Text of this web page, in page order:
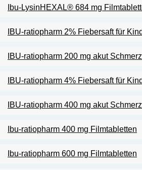
Ibu-LysinHEXAL® 684 mg
IBU-ratiopharm 2% Fiebersaft für
IBU-ratiopharm 200 mg akut
IBU-ratiopharm 4% Fiebersaft für
IBU-ratiopharm 400 mg akut
Ibu-ratiopharm 400 mg Filmtabletten
Ibu-ratiopharm 600 mg Filmtabletten